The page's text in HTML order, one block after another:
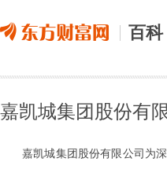
百科
嘉凯城集团股份有
嘉凯城集团股份有限公司为